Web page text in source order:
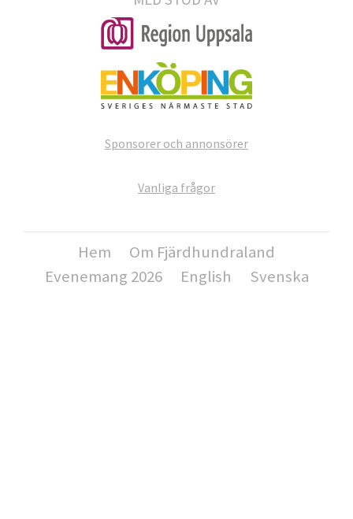
Sponsorer och annonsörer
Vanliga frågor
Hem
Om Fjärdhundraland
Evenemang 2026
English Svenska